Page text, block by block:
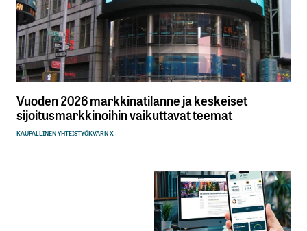
Vuoden 2026 markkinatilanne ja keskeiset
sijoitusmarkkinoihin vaikuttavat teemat
KAUPALLINEN YHTEISTYÖKVARN X